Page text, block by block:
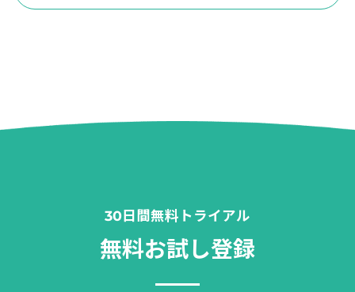
30日間無料トライアル
無料お試し登録